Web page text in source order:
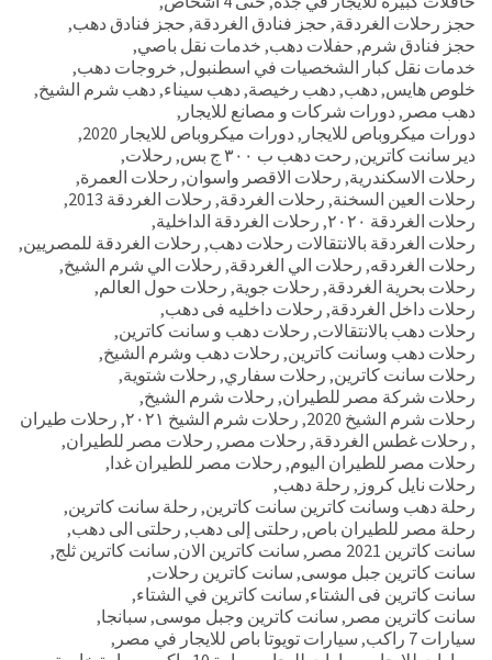
حجز رحلات الغردقة, حجز فنادق الغردقة, حجز فنادق دهب,
حجز فنادق شرم, حفلات دهب, خدمات نقل باصي,
خدمات نقل كبار الشخصيات في اسطنبول, خروجات دهب,
خلوص هايس,دهب,دهب رخيصة,دهب سيناء,دهب شرم الشيخ,
دهب مصر ,دورات شركات و مصانع للايجار ,
دورات ميكروباص للايجار ,دورات ميكروباص للايجار 2020
,
دير سانت كاترين, رحت دهب ب ٣٠٠ ج بس , رحلات,
رحلات الاسكندرية, رحلات الاقصر واسوان, رحلات العمرة,
رحلات العين السخنة, رحلات الغردقة, رحلات الغردقة 2013
,
رحلات الغردقة ٢٠٢٠
, رحلات الغردقة الداخلية,
رحلات الغردقة بالانتقالات رحلات دهب, رحلات الغردقة للمصريين,
رحلات الغردقه, رحلات الي الغردقة, رحلات الي شرم الشيخ,
رحلات بحرية الغردقة, رحلات جوية, رحلات حول العالم,
رحلات داخل الغردقة, رحلات داخليه فى دهب,
رحلات دهب بالانتقالات, رحلات دهب و سانت كاترين,
رحلات دهب وسانت كاترين, رحلات دهب وشرم الشيخ,
رحلات سانت كاترين, رحلات سفاري, رحلات شتوية,
رحلات شركة مصر للطيران, رحلات شرم الشيخ,
رحلات شرم الشيخ 2020
, رحلات شرم الشيخ ٢٠٢١ , رحلات طيران
, رحلات غطس الغردقة, رحلات مصر , رحلات مصر للطيران,
رحلات مصر للطيران اليوم, رحلات مصر للطيران غدا,
رحلات نايل كروز , رحلة دهب,
رحلة دهب وسانت كاترين سانت كاترين, رحلة سانت كاترين,
رحلة مصر للطيران باص, رحلتى إلى دهب, رحلتى الى دهب,
سانت كاترين 2021 مصر
, سانت كاترين الان, سانت كاترين ثلج,
سانت كاترين جبل موسى, سانت كاترين رحلات,
سانت كاترين فى الشتاء, سانت كاترين في الشتاء,
سانت كاترين مصر , سانت كاترين وجبل موسى, سبانجا,
سيارات 7 راكب
, سيارات تويوتا باص للايجار في مصر ,